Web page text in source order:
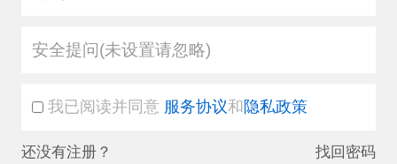
安全提问(未设置请忽略)
我已阅读并同意 服务协议和 隐私政策
还没有注册？ 找回密码